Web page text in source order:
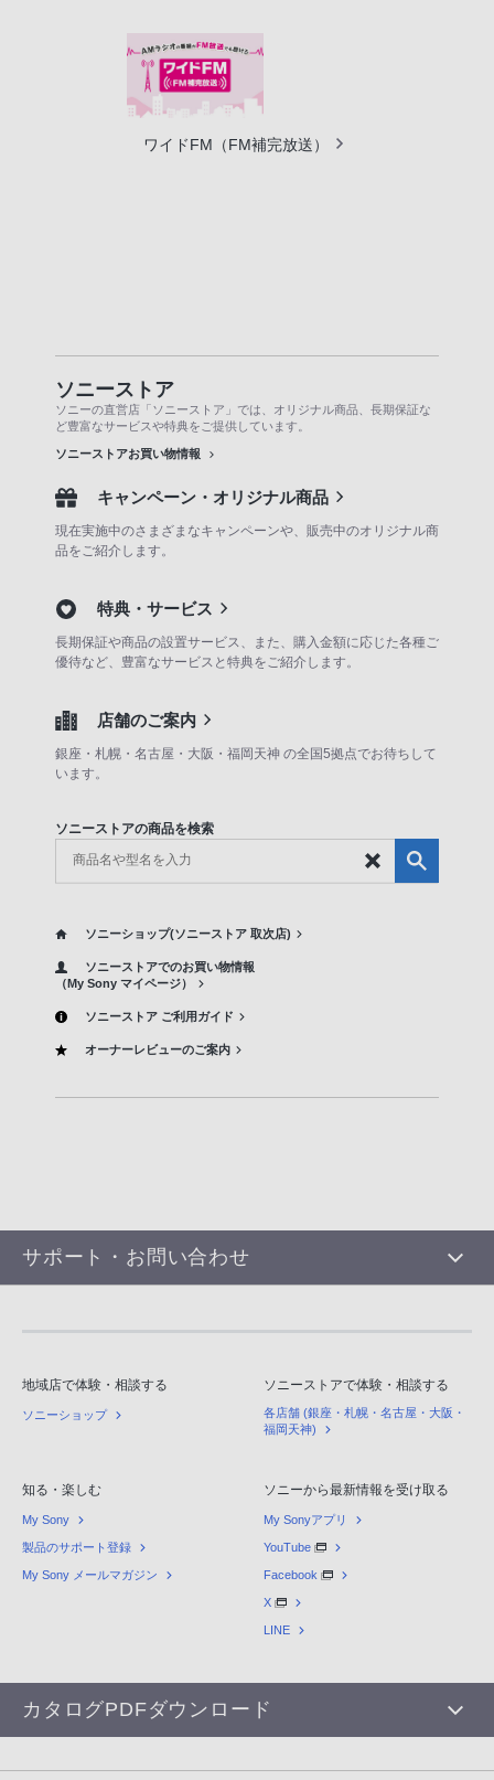
ワイドFM（FM補完放送）
ソニーストア
ソニーの直営店「ソニーストア」では、オリジナル商品、長期保証な
ど豊富なサービスや特典をご提供しています。
ソニーストアお買い物情報
キャンペーン・オリジナル商品
現在実施中のさまざまなキャンペーンや、販売中のオリジナル商
品をご紹介します。
特典・サービス
長期保証や商品の設置サービス、また、購入金額に応じた各種ご
優待など、豊富なサービスと特典をご紹介します。
店舗のご案内
銀座・札幌・名古屋・大阪・福岡天神 の全国5拠点でお待ちして
います。
ソニーストアの商品を検索
ソニーショップ(ソニーストア 取次店)
ソニーストアでのお買い物情報
（My Sony マイページ）
ソニーストア ご利用ガイド
オーナーレビューのご案内
サポート・お問い合わせ
地域店で体験・相談する
ソニーショップ
ソニーストアで体験・相談する
各店舗 (銀座・札幌・名古屋・大阪・
福岡天神)
知る・楽しむ
My Sony
製品のサポート登録
My Sony メールマガジン
ソニーから最新情報を受け取る
My Sonyアプリ
YouTube
Facebook
X
LINE
カタログPDFダウンロード